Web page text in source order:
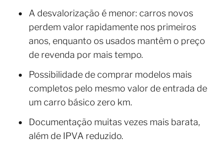
A desvalorização é menor: carros novos
perdem valor rapidamente nos primeiros
anos, enquanto os usados mantêm o preço
de revenda por mais tempo.
Possibilidade de comprar modelos mais
completos pelo mesmo valor de entrada de
um carro básico zero km.
Documentação muitas vezes mais barata,
além de IPVA reduzido.